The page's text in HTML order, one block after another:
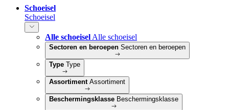
Schoeisel
Schoeisel
Alle schoeisel Alle schoeisel
Sectoren en beroepen Sectoren en beroepen
Type Type
Assortiment Assortiment
Beschermingsklasse Beschermingsklasse